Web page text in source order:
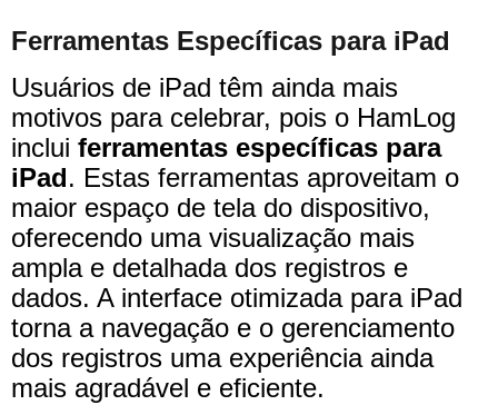
Ferramentas Específicas para iPad
Usuários de iPad têm ainda mais
motivos para celebrar, pois o HamLog
inclui ferramentas específicas para
iPad. Estas ferramentas aproveitam o
maior espaço de tela do dispositivo,
oferecendo uma visualização mais
ampla e detalhada dos registros e
dados. A interface otimizada para iPad
torna a navegação e o gerenciamento
dos registros uma experiência ainda
mais agradável e eficiente.